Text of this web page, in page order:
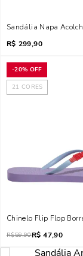
Sandália Napa
R$ 299,90
-20% OFF
21 CORES
Chinelo Flip Flop
R$59,90R$ 47,90